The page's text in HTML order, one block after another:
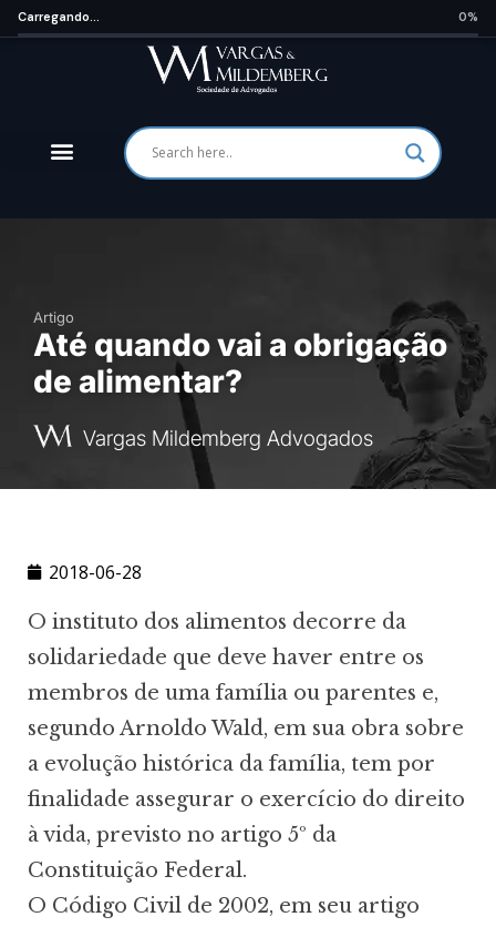
Artigo
Até quando vai a obrigação
de alimentar?
Vargas Mildemberg Advogados
Carregando... 0%
2018-06-28
O instituto dos alimentos decorre da
solidariedade que deve haver entre os
membros de uma família ou parentes e,
segundo Arnoldo Wald, em sua obra sobre
a evolução histórica da família, tem por
finalidade assegurar o exercício do direito
à vida, previsto no artigo 5º da
Constituição Federal.
O Código Civil de 2002, em seu artigo